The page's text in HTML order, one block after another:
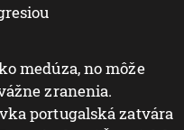
medúza, no môže
zranenia.
portugalská zatvára